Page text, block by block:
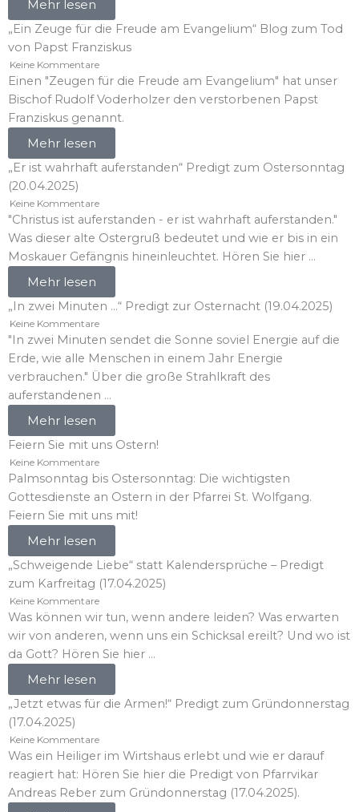
Mehr lesen
„Ein Zeuge für die Freude am Evangelium“ Blog zum Tod
von Papst Franziskus
Keine Kommentare
Einen "Zeugen für die Freude am Evangelium" hat unser
Bischof Rudolf Voderholzer den verstorbenen Papst
Franziskus genannt.
Mehr lesen
„Er ist wahrhaft auferstanden“ Predigt zum Ostersonntag
(20.04.2025)
Keine Kommentare
"Christus ist auferstanden - er ist wahrhaft auferstanden."
Was dieser alte Ostergruß bedeutet und wie er bis in ein
Moskauer Gefängnis hineinleuchtet. Hören Sie hier ...
Mehr lesen
„In zwei Minuten …“ Predigt zur Osternacht (19.04.2025)
Keine Kommentare
"In zwei Minuten sendet die Sonne soviel Energie auf die
Erde, wie alle Menschen in einem Jahr Energie
verbrauchen." Über die große Strahlkraft des
auferstandenen ...
Mehr lesen
Feiern Sie mit uns Ostern!
Keine Kommentare
Palmsonntag bis Ostersonntag: Die wichtigsten
Gottesdienste an Ostern in der Pfarrei St. Wolfgang.
Feiern Sie mit uns mit!
Mehr lesen
„Schweigende Liebe“ statt Kalendersprüche – Predigt
zum Karfreitag (17.04.2025)
Keine Kommentare
Was können wir tun, wenn andere leiden? Was erwarten
wir von anderen, wenn uns ein Schicksal ereilt? Und wo ist
da Gott? Hören Sie hier ...
Mehr lesen
„Jetzt etwas für die Armen!“ Predigt zum Gründonnerstag
(17.04.2025)
Keine Kommentare
Was ein Heiliger im Wirtshaus erlebt und wie er darauf
reagiert hat: Hören Sie hier die Predigt von Pfarrvikar
Andreas Reber zum Gründonnerstag (17.04.2025).